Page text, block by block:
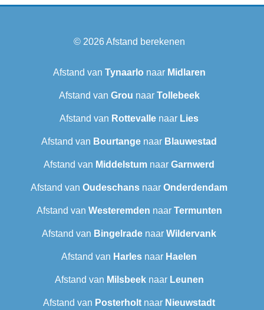
© 2026Afstand berekenen
Afstand van Tynaarlo naar Midlaren
Afstand van Grou naar Tollebeek
Afstand van Rottevalle naar Lies
Afstand van Bourtange naar Blauwestad
Afstand van Middelstum naar Garnwerd
Afstand van Oudeschans naar Onderdendam
Afstand van Westeremden naar Termunten
Afstand van Bingelrade naar Wildervank
Afstand van Harles naar Haelen
Afstand van Milsbeeknaar Leunen
Afstand van Posterholt naar Nieuwstadt